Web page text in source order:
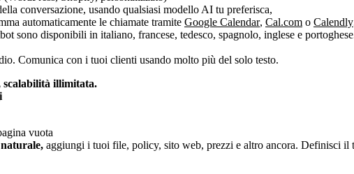
conversazione, usando qualsiasi modello AI tu preferisca,
automaticamente le chiamate tramite Google Calendar, Cal.com o Calendly
sono disponibili in italiano, francese, tedesco, spagnolo, inglese e
Comunica con i tuoi clienti usando molto più del solo testo.
scalabilità illimitata.
vuota
aggiungi i tuoi file, policy, sito web, prezzi e altro ancora. Definisci il